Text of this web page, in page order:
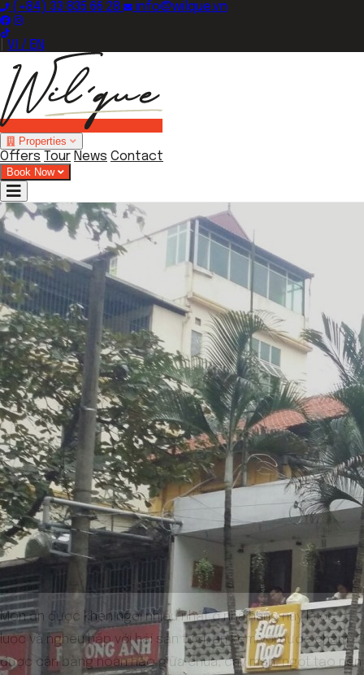
(+84) 33 835 66 28 info@wilque.vn
VI / EN
Properties
Offers Tour News Contact
Book Now
Món ăn được khen ngợi nhiều nhất ở nhà hàng này là ốc
luộc và nghêu hấp với hải sản tươi, ăn kèm với nước chấm
được cân bằng hoàn hảo giữa chua, cay mặn, ngọt tạo nên